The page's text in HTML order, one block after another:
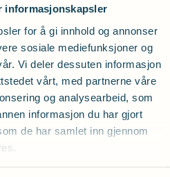
informasjonskapsler
for å gi innhold og annonser
sosiale mediefunksjoner og
Vi deler dessuten informasjon
vårt, med partnerne våre
og analysearbeid, som
informasjon du har gjort
de har samlet inn gjennom
hele livet
det vondeste ved å ha
miste det sosiale livet. I
føre til frafall fra
Det gjør noe med deg
deg i sosiale
det de sier, oppleve